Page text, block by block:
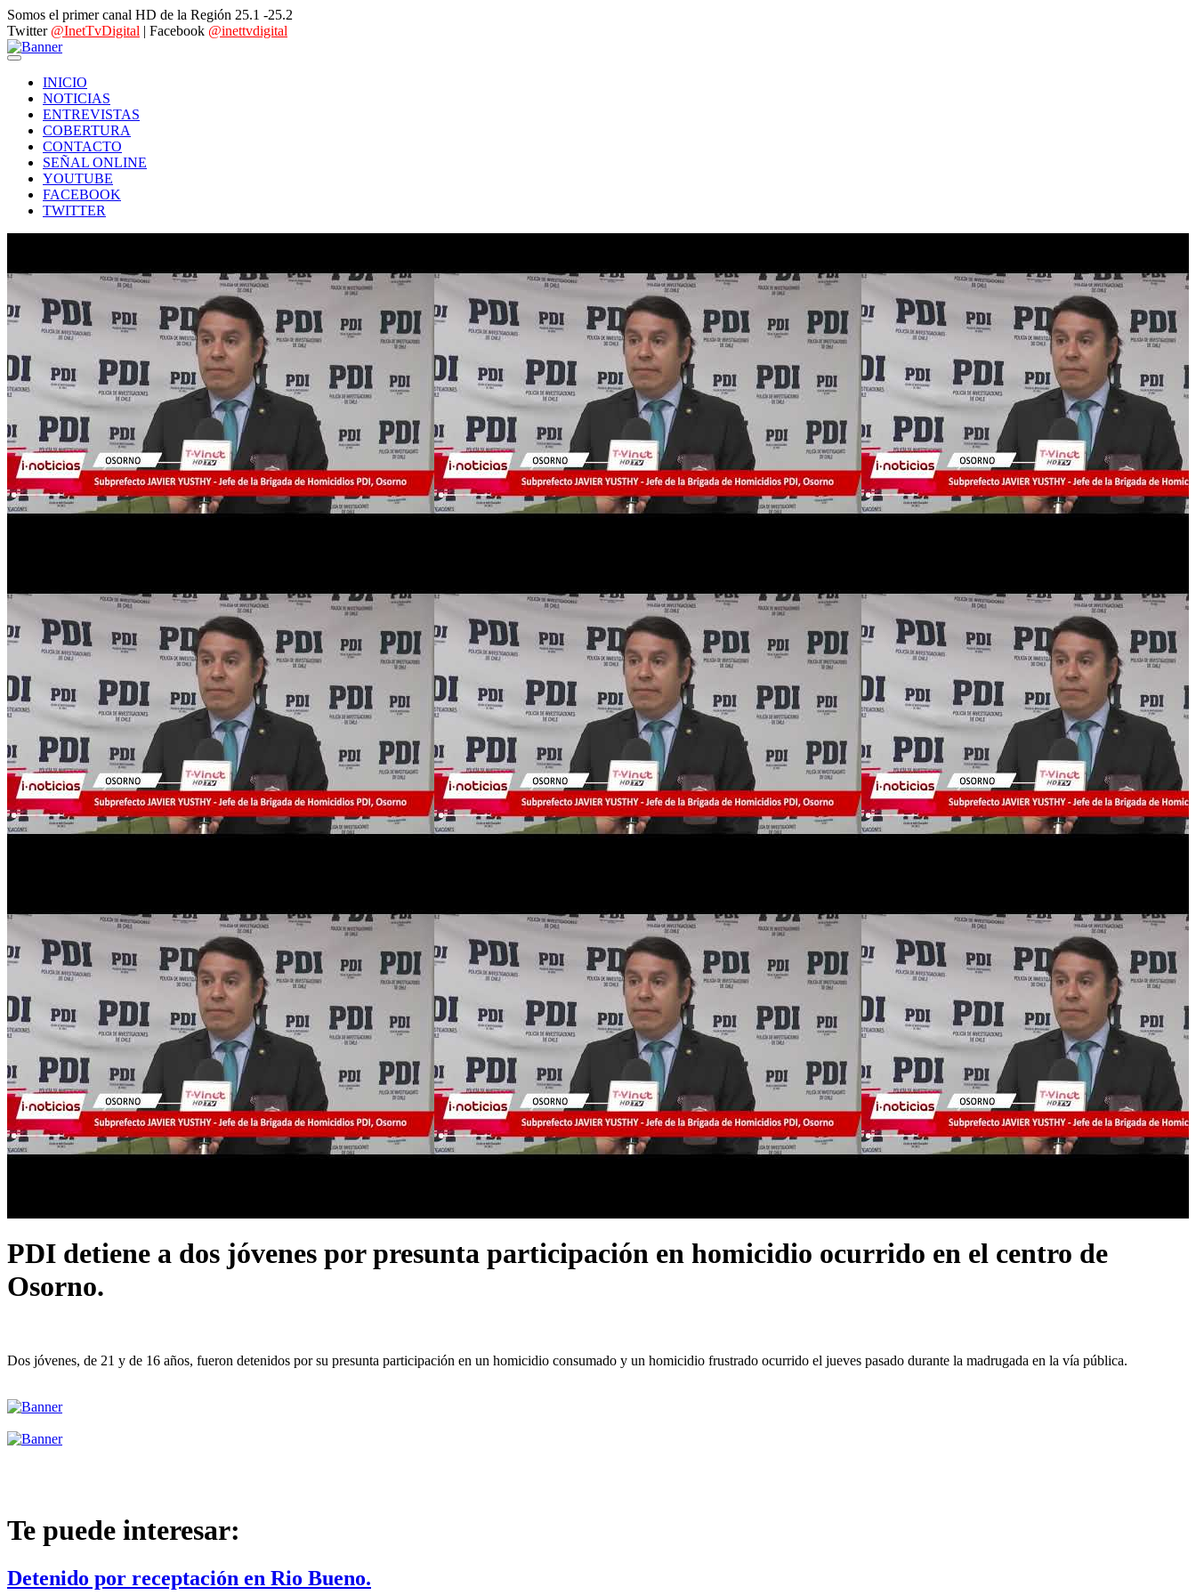
Somos el primer canal HD de la Región 25.1 -25.2
Twitter @InetTvDigital | Facebook @inettvdigital
INICIO
NOTICIAS
ENTREVISTAS
COBERTURA
CONTACTO
SEÑAL ONLINE
YOUTUBE
FACEBOOK
TWITTER
PDI detiene a dos jóvenes por presunta participación en homicidio ocurrido en el centro de
Osorno.
Dos jóvenes, de 21 y de 16 años, fueron detenidos por su presunta participación en un homicidio consumado y un homicidio frustrado ocurrido el jueves pasado durante la madrugada en la vía pública.
Te puede interesar:
Detenido por receptación en Rio Bueno.